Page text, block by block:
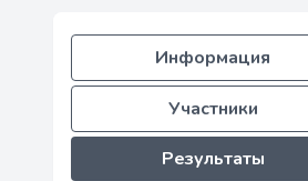
Информация
Участники
Результаты